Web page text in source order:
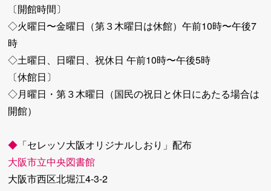
〔開館時間〕
◇火曜日〜金曜日（第３木曜日は休館）午前10時〜午後7
時
◇土曜日、日曜日、祝休日 午前10時〜午後5時
〔休館日〕
◇月曜日・第３木曜日（国民の祝日と休日にあたる場合は
開館）
◆ 「セレッソ大阪オリジナルしおり」配布
大阪市立中央図書館
大阪市西区北堀江4-3-2